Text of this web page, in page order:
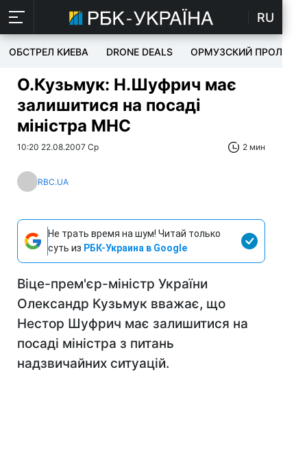
RU
ОБСТРЕЛ КИЕВА DRONE DEALS ОРМУЗСКИЙ ПРОЛИВ
О.Кузьмук: Н.Шуфрич має
залишитися на посаді
міністра МНС
10:20 22.08.2007 Ср 2 мин
RBC.UA
Не трать время на шум! Читай только
суть из РБК-Украина в Google
Віце-прем'єр-міністр України
Олександр Кузьмук вважає, що
Нестор Шуфрич має залишитися на
посаді міністра з питань
надзвичайних ситуацій.